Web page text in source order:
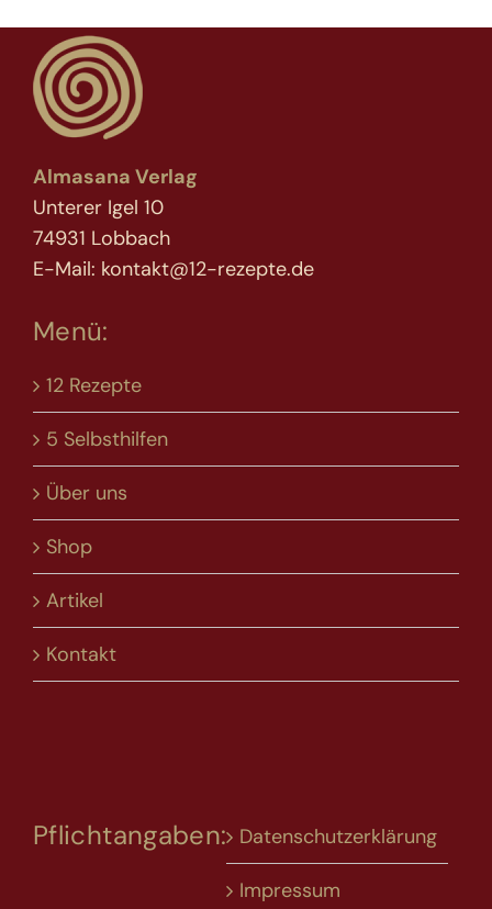
Almasana Verlag
Unterer Igel 10
74931 Lobbach
E-Mail: kontakt@12-rezepte.de
Menü:
12 Rezepte
5 Selbsthilfen
Über uns
Shop
Artikel
Kontakt
Pflichtangaben: Datenschutzerklärung
Impressum